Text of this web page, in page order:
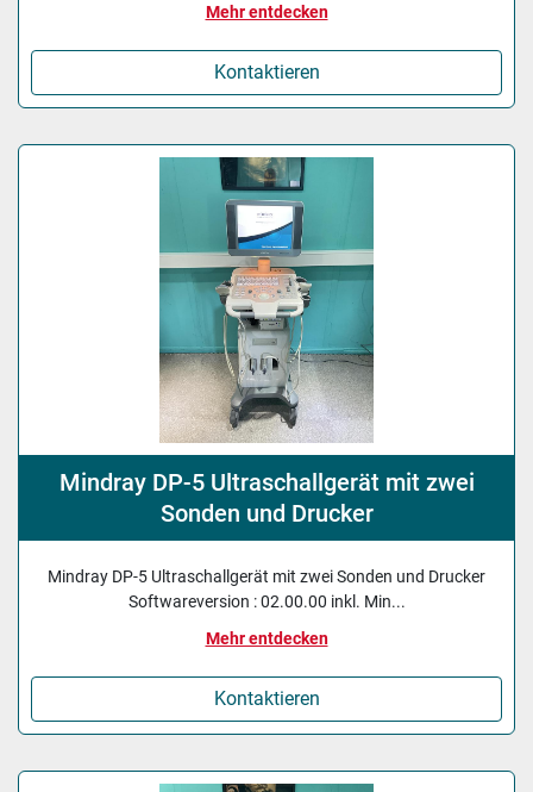
Mehr entdecken
Kontaktieren
Mindray DP-5 Ultraschallgerät mit zwei
Sonden und Drucker
Mindray DP-5 Ultraschallgerät mit zwei Sonden und Drucker
Softwareversion : 02.00.00 inkl. Min...
Mehr entdecken
Kontaktieren